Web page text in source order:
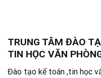
TRUNG TÂM ĐÀO
TIN HỌC VĂN
Đào tạo kế toán ,tin học